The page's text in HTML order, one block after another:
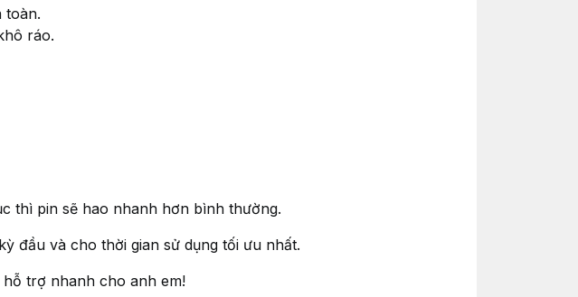
toàn.
ráo.
thì pin sẽ hao nhanh hơn bình thường.
đầu và cho thời gian sử dụng tối ưu nhất.
trợ nhanh cho anh em!